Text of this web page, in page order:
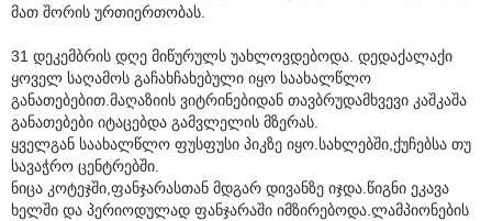
მათ შორის ურთიერთობას.
31 დეკემბრის დღე მიწურულს უახლოვდებოდა. დედაქალაქი
ყოველ საღამოს გაჩახჩახებული იყო საახალწლო
განათებებით.მაღაზიის ვიტრინებიდან თავბრუდამხვევი კაშკაშა
განათებები იტაცებდა გამვლელის მზერას.
ყველგან საახალწლო ფუსფუსი პიკზე იყო.სახლებში,ქუჩებსა თუ
სავაჭრო ცენტრებში.
ნიცა კოტეჯში,ფანჯარასთან მდგარ დივანზე იჯდა.წიგნი ეკავა
ხელში და პერიოდულად ფანჯარაში იმზირებოდა.ლამპიონების